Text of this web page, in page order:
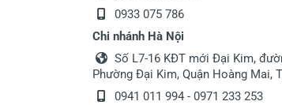
0933 075 786
Chi nhánh Hà Nội
Số L7-16 KĐT mới Đại Kim,
Phường Đại Kim, Quận Hoàng Mai,
0941 011 994 - 0971 233 253